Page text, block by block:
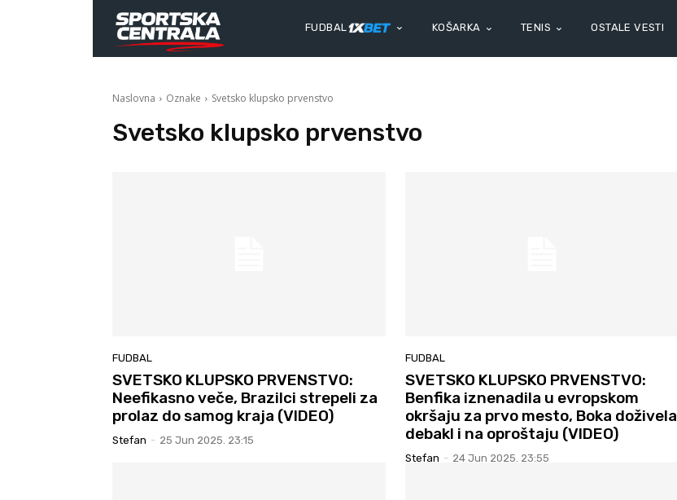
FUDBAL KOŠARKA TENIS OSTALE VESTI
Naslovna Oznake Svetsko klupsko prvenstvo
Svetsko klupsko prvenstvo
FUDBAL
SVETSKO KLUPSKO PRVENSTVO:
Neefikasno veče, Brazilci strepeli za
prolaz do samog kraja (VIDEO)
Stefan - 25 Jun 2025. 23:15
FUDBAL
SVETSKO KLUPSKO PRVENSTVO:
Benfika iznenadila u evropskom
okršaju za prvo mesto, Boka doživela
debakl i na oproštaju (VIDEO)
Stefan - 24 Jun 2025. 23:55